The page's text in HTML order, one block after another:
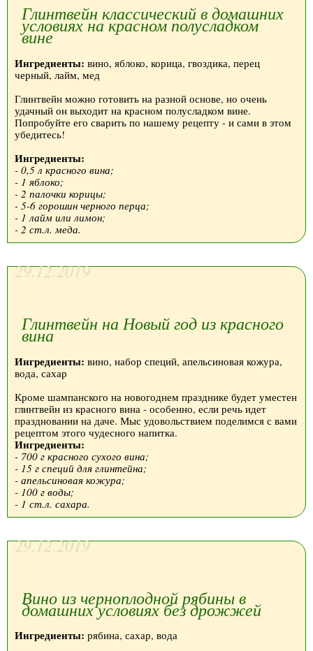
Глинтвейн классический в домашних
условиях на красном полусладком
вине
Ингредиенты: вино, яблоко, корица, гвоздика, перец
черный, лайм, мед
Глинтвейн можно готовить на разной основе, но очень
удачный он выходит на красном полусладком вине.
Попробуйте его сварить по нашему рецепту - и сами в этом
убедитесь!
Ингредиенты:
- 0,5 л красного вина;
- 1 яблоко;
- 2 палочки корицы;
- 5-6 горошин черного перца;
- 1 лайм или лимон;
- 2 ст.л. меда.
29.12.2019
Глинтвейн на Новый год из красного
вина
Ингредиенты: вино, набор специй, апельсиновая кожура,
вода, сахар
Кроме шампанского на новогоднем празднике будет уместен
глинтвейн из красного вина - особенно, если речь идет
праздновании на даче. Мыс удовольствием поделимся с вами
рецептом этого чудесного напитка.
Ингредиенты:
- 700 г красного сухого вина;
- 15 г специй для глинтейна;
- апельсиновая кожура;
- 100 г воды;
- 1 ст.л. сахара.
29.12.2019
Вино из черноплодной рябины в
домашних условиях без дрожжей
Ингредиенты: рябина, сахар, вода